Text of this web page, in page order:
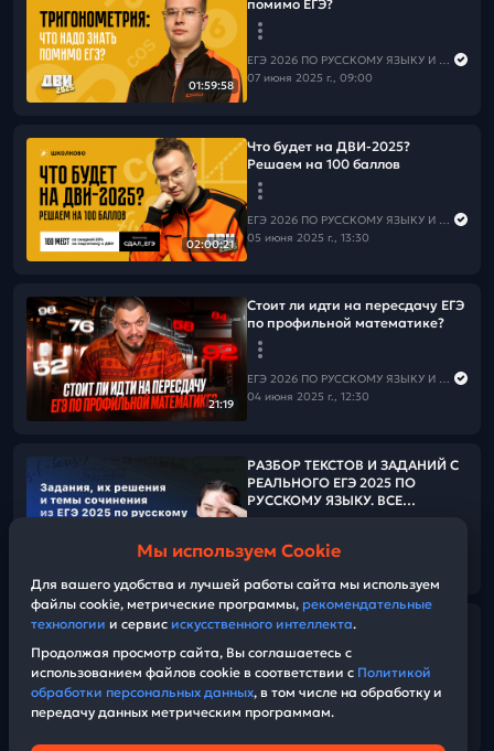
01:59:58
помимо ЕГЭ?
ЕГЭ 2026 ПО РУССКОМУ ЯЗЫКУ И МАТЕМАТИКЕ
07 июня 2025 г., 09:00
02:00:21
Что будет на ДВИ-2025?
Решаем на 100 баллов
ЕГЭ 2026 ПО РУССКОМУ ЯЗЫКУ И МАТЕМАТИКЕ
05 июня 2025 г., 13:30
21:19
Стоит ли идти на пересдачу ЕГЭ
по профильной математике?
ЕГЭ 2026 ПО РУССКОМУ ЯЗЫКУ И МАТЕМАТИКЕ
04 июня 2025 г., 12:30
РАЗБОР ТЕКСТОВ И ЗАДАНИЙ С
РЕАЛЬНОГО ЕГЭ 2025 ПО
РУССКОМУ ЯЗЫКУ. ВСЕ
Хвалим себя | Итоги 33-его дня
ЕГЭ 2026 ПО РУССКОМУ ЯЗЫКУ И МАТЕМАТИКЕ
28 мая 2025 г., 17:20
Мы используем Cookie
Для вашего удобства и лучшей работы сайта мы используем
файлы cookie, метрические программы, рекомендательные
технологии и сервис искусственного интеллекта.
Продолжая просмотр сайта, Вы соглашаетесь с
использованием файлов cookie в соответствии с Политикой
обработки персональных данных, в том числе на обработку и
передачу данных метрическим программам.